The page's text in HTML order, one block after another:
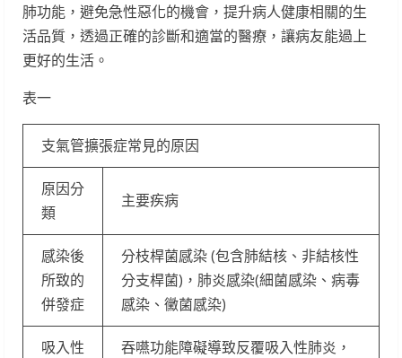
肺功能，避免急性惡化的機會，提升病人健康相關的生
活品質，透過正確的診斷和適當的醫療，讓病友能過上
更好的生活。
表一
支氣管擴張症常見的原因
原因分
類
主要疾病
感染後
所致的
併發症
分枝桿菌感染 (包含肺結核、非結核性
分支桿菌)，肺炎感染(細菌感染、病毒
感染、黴菌感染)
吸入性
吞嚥功能障礙導致反覆吸入性肺炎，